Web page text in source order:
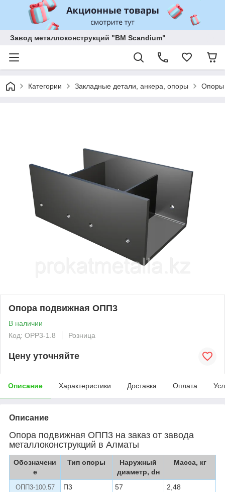
Завод металлоконструкций "BM Scandium"
Категории Закладные детали, анкера, опоры Опоры
Опора подвижная ОПП3
В наличии
Код: OPP3-1.8
Розница
Цену уточняйте
Описание Характеристики Доставка Оплата
Описание
Опора подвижная ОПП3 на заказ от завода
металлоконструкций в Алматы
Обозначени
е
Тип опоры
Наружный
диаметр, dн
Масса, кг
ОПП3-100.57 П3 57 2,48